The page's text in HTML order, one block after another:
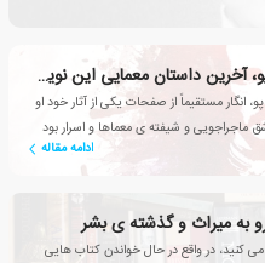
ماجرای مرگ ادگار آلن پو، آخرین داستان معمایی این نویسنده
انگار مستقیماً از صفحات یکی از آثار خود او
ماجراجویی و شیفته ی معماها و اسرار بود
ادامه مقاله
به میراث و گذشته ی بشر
کنید، در واقع در حال خواندن کتاب هایی